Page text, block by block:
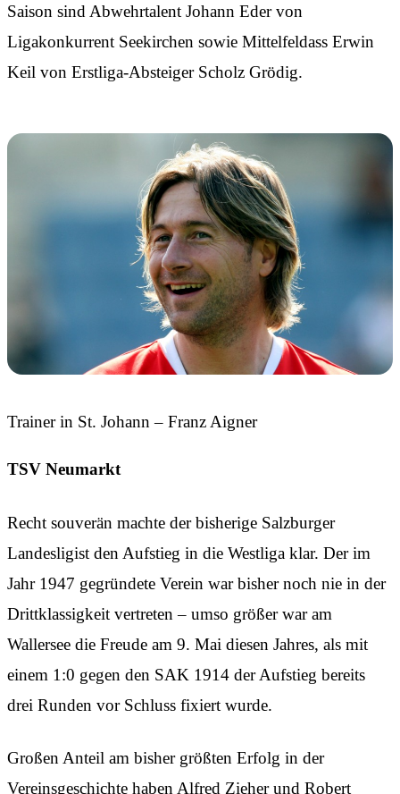
Saison sind Abwehrtalent Johann Eder von
Ligakonkurrent Seekirchen sowie Mittelfeldass Erwin
Keil von Erstliga-Absteiger Scholz Grödig.
Trainer in St. Johann – Franz Aigner
TSV Neumarkt
Recht souverän machte der bisherige Salzburger
Landesligist den Aufstieg in die Westliga klar. Der im
Jahr 1947 gegründete Verein war bisher noch nie in der
Drittklassigkeit vertreten – umso größer war am
Wallersee die Freude am 9. Mai diesen Jahres, als mit
einem 1:0 gegen den SAK 1914 der Aufstieg bereits
drei Runden vor Schluss fixiert wurde.
Großen Anteil am bisher größten Erfolg in der
Vereinsgeschichte haben Alfred Zieher und Robert